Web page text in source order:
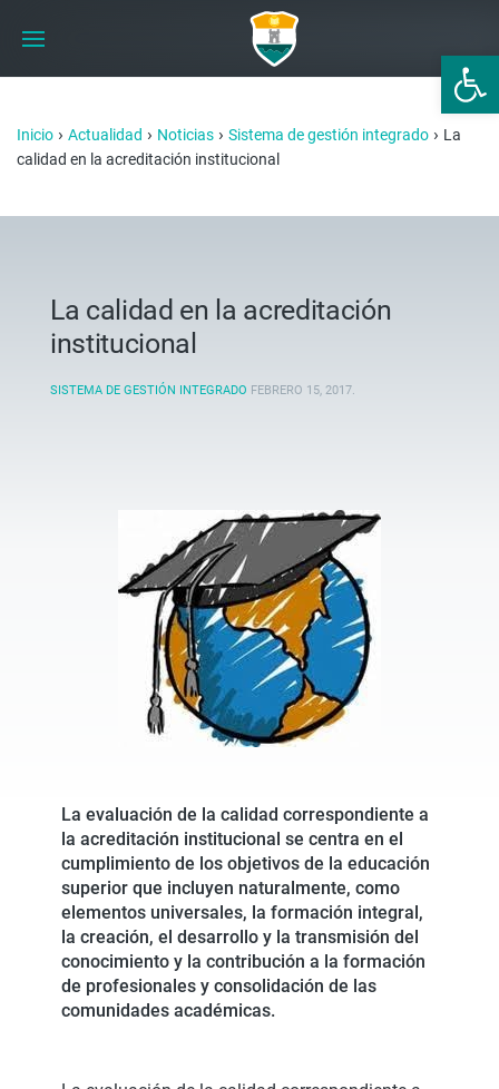
Abrir
Inicio › Actualidad › Noticias › Sistema de gestión integrado › La
calidad en la acreditación institucional
La calidad en la acreditación
institucional
SISTEMA DE GESTIÓN INTEGRADO FEBRERO 15, 2017.
La evaluación de la calidad correspondiente a
la acreditación institucional se centra en el
cumplimiento de los objetivos de la educación
superior que incluyen naturalmente, como
elementos universales, la formación integral,
la creación, el desarrollo y la transmisión del
conocimiento y la contribución a la formación
de profesionales y consolidación de las
comunidades académicas.